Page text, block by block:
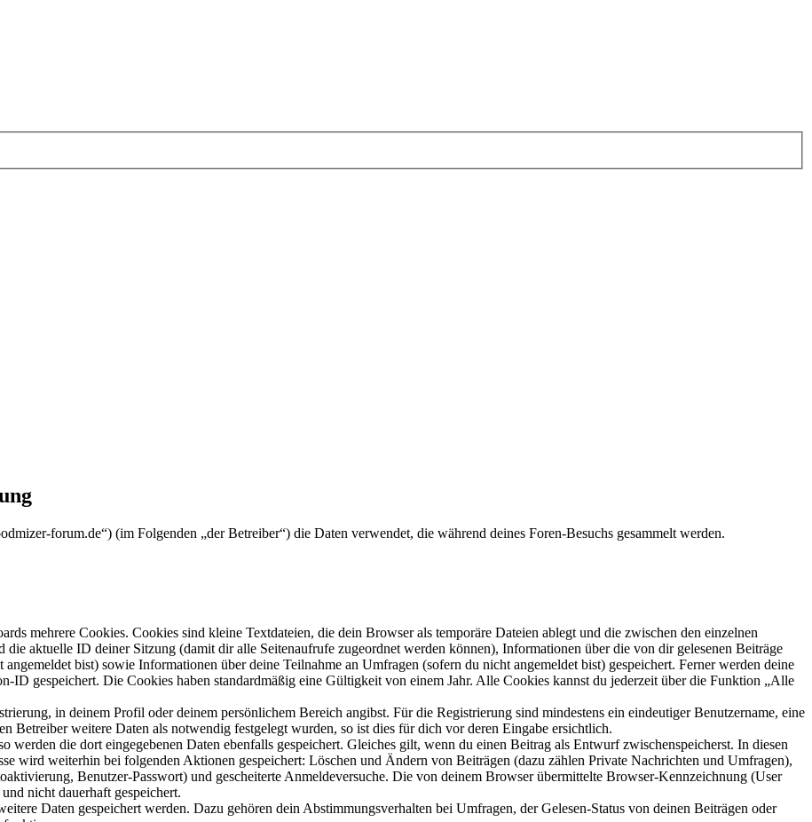
forum.de“) (im Folgenden „der Betreiber“) die Daten verwendet, die während deines Foren-Besuchs gesammelt werden.
mehrere Cookies. Cookies sind kleine Textdateien, die dein Browser als temporäre Dateien ablegt und die zwischen den einzelnen
aktuelle ID deiner Sitzung (damit dir alle Seitenaufrufe zugeordnet werden können), Informationen über die von dir gelesenen Beiträge
bist) sowie Informationen über deine Teilnahme an Umfragen (sofern du nicht angemeldet bist) gespeichert. Ferner werden deine
ID gespeichert. Die Cookies haben standardmäßig eine Gültigkeit von einem Jahr. Alle Cookies kannst du jederzeit über die Funktion „Alle
in deinem Profil oder deinem persönlichem Bereich angibst. Für die Registrierung sind mindestens ein eindeutiger Benutzername, eine
Betreiber weitere Daten als notwendig festgelegt wurden, so ist dies für dich vor deren Eingabe ersichtlich.
werden die dort eingegebenen Daten ebenfalls gespeichert. Gleiches gilt, wenn du einen Beitrag als Entwurf zwischenspeicherst. In diesen
wird weiterhin bei folgenden Aktionen gespeichert: Löschen und Ändern von Beiträgen (dazu zählen Private Nachrichten und Umfragen),
Benutzer-Passwort) und gescheiterte Anmeldeversuche. Die von deinem Browser übermittelte Browser-Kennzeichnung (User
nicht dauerhaft gespeichert.
Daten gespeichert werden. Dazu gehören dein Abstimmungsverhalten bei Umfragen, der Gelesen-Status von deinen Beiträgen oder